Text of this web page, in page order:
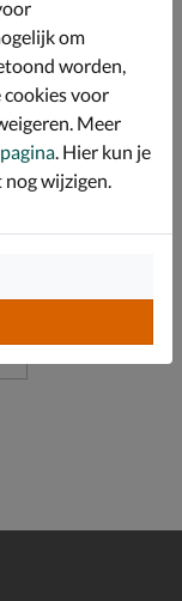
eigenschap.
die de
volgt van
om
worden,
cookies voor
Meer
. Hier kun je
wijzigen.